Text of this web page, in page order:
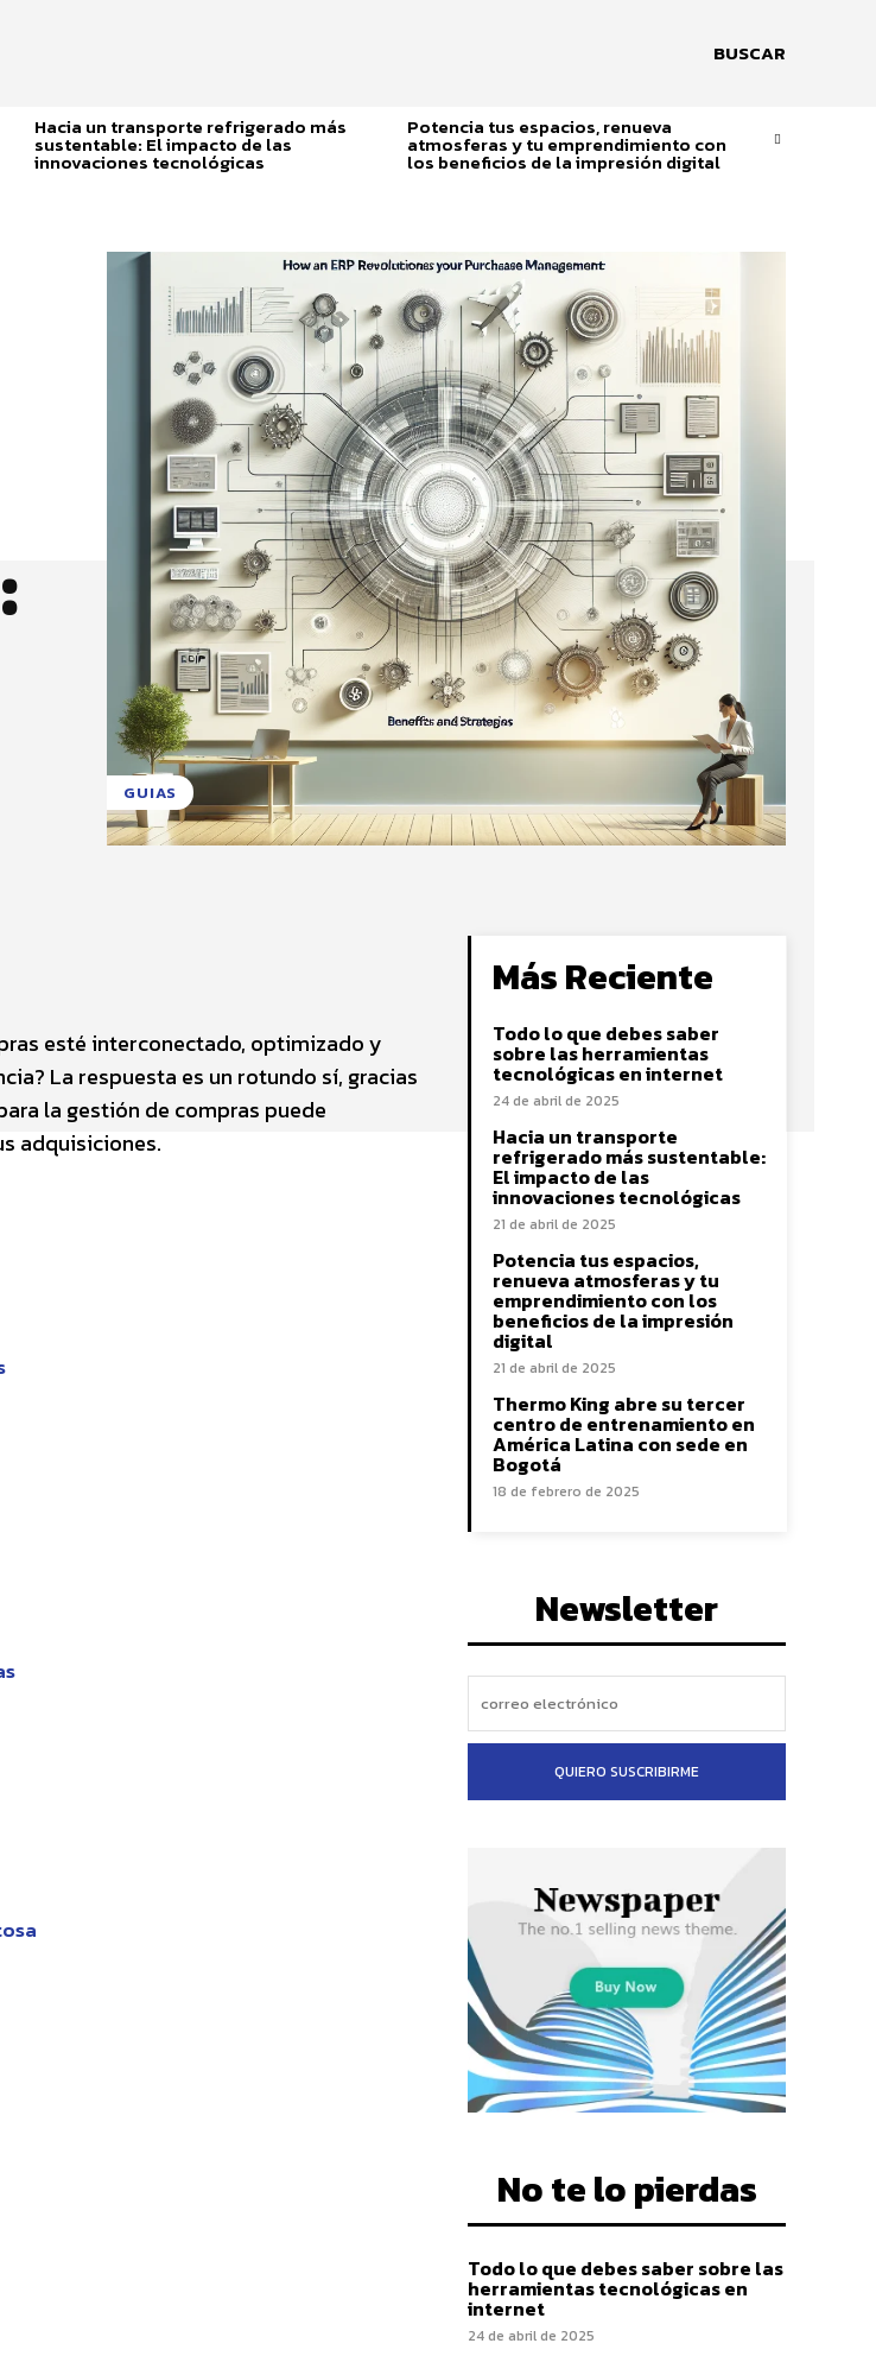
BUSCAR
Hacia un transporte refrigerado más
sustentable: El impacto de las
innovaciones tecnológicas
Potencia tus espacios, renueva
atmosferas y tu emprendimiento con
los beneficios de la impresión digital
GUIAS
esté interconectado, optimizado y
La respuesta es un rotundo sí, gracias
la gestión de compras puede
adquisiciones.
Más Reciente
Todo lo que debes saber
sobre las herramientas
tecnológicas en internet
24 de abril de 2025
Hacia un transporte
refrigerado más sustentable:
El impacto de las
innovaciones tecnológicas
21 de abril de 2025
Potencia tus espacios,
renueva atmosferas y tu
emprendimiento con los
beneficios de la impresión
digital
21 de abril de 2025
Thermo King abre su tercer
centro de entrenamiento en
América Latina con sede en
Bogotá
18 de febrero de 2025
Newsletter
QUIERO SUSCRIBIRME
No te lo pierdas
Todo lo que debes saber sobre las
herramientas tecnológicas en
internet
24 de abril de 2025